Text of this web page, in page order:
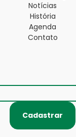
Notícias
História
Agenda
Contato
Cadastrar